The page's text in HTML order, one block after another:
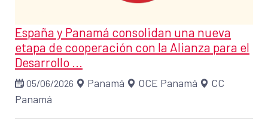
España y Panamá consolidan una nueva
etapa de cooperación con la Alianza para el
Desarrollo ...
05/06/2026 Panamá OCE Panamá
CC
Panamá